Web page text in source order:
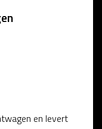
en levert